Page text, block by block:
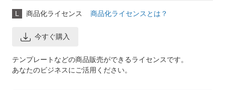
L 商品化ライセンス 商品化ライセンスとは？
今すぐ購入
テンプレートなどの商品販売ができるライセンスです。
あなたのビジネスにご活用ください。